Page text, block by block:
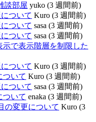
談部屋 yuko (3 週間前)
ついて Kuro (3 週間前)
ついて sasa (3 週間前)
ついて sasa (3 週間前)
で表示階層を制限した
ついて Kuro (3 週間前)
ついて Kuro (3 週間前)
ついて sasa (3 週間前)
ついて enaka (3 週間前)
の変更について Kuro (3